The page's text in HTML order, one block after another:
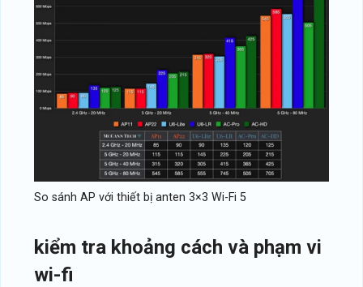
So sánh AP với thiết bị anten 3×3 Wi-Fi 5
kiểm tra khoảng cách và phạm vi
wi-fi